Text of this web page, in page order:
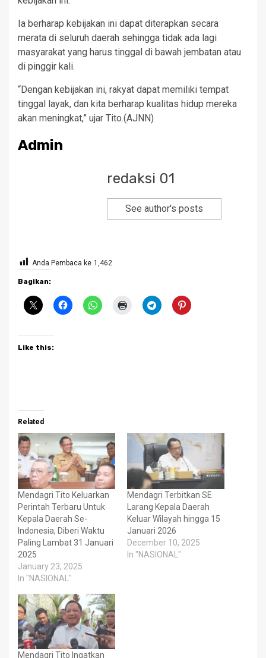
Ia berharap kebijakan ini dapat diterapkan secara
merata di seluruh daerah sehingga tidak ada lagi
masyarakat yang harus tinggal di bawah jembatan atau
di pinggir kali.
“Dengan kebijakan ini, rakyat dapat memiliki tempat
tinggal layak, dan kita berharap kualitas hidup mereka
akan meningkat,” ujar Tito.(AJNN)
Admin
redaksi 01
See author's posts
Anda Pembaca ke 1,462
Bagikan:
Like this:
Related
Mendagri Tito Keluarkan
Perintah Terbaru Untuk
Kepala Daerah Se-
Indonesia, Diberi Waktu
Paling Lambat 31 Januari
2025
January 23, 2025
In "NASIONAL"
Mendagri Terbitkan SE
Larang Kepala Daerah
Keluar Wilayah hingga 15
Januari 2026
December 10, 2025
In "NASIONAL"
Mendagri Tito Ingatkan